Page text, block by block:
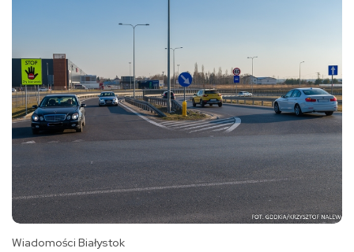
Wiadomości Białystok